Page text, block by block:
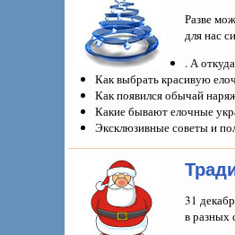
Разве
для нас
. А
Как выбрать красивую
Как появился обычай
Какие бывают елочные
Эксклюзивные советы и
31
в разных